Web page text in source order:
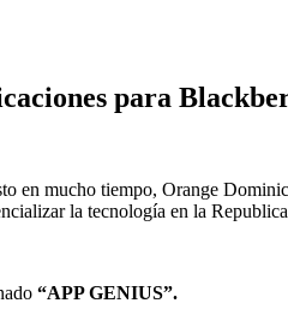
para
en mucho tiempo, Orange
la tecnología en la
“APP GENIUS”.